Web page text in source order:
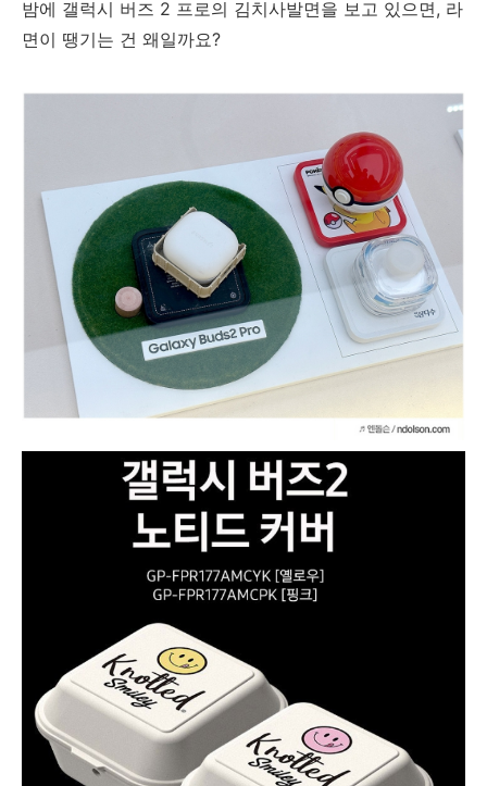
밤에 갤럭시 버즈 2 프로의 김치사발면을 보고 있으면, 라
면이 땡기는 건 왜일까요?